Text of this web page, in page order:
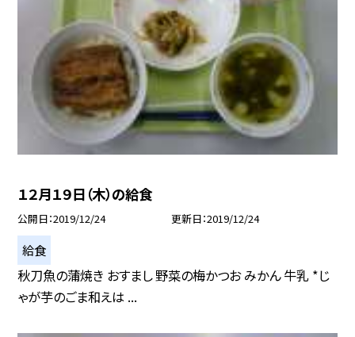
１２月１９日（木）の給食
公開日 2019/12/24 更新日 2019/12/24
給食
秋刀魚の蒲焼き おすまし 野菜の梅かつお みかん 牛乳 *じ
ゃが芋のごま和えは ...